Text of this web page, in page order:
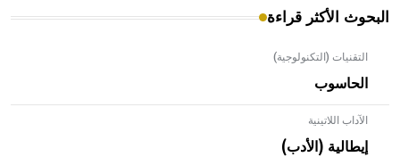
البحوث الأكثر قراءة
التقنيات (التكنولوجية)
الحاسوب
الآداب اللاتينية
إيطالية (الأدب)